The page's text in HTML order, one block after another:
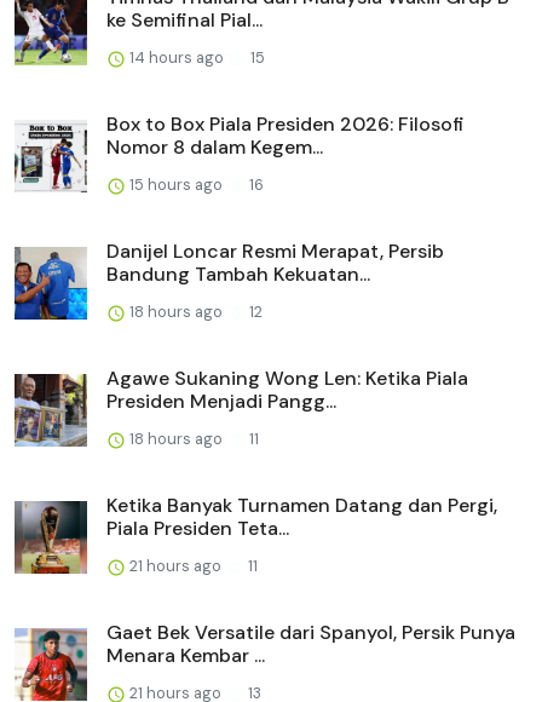
ke Semifinal Pial...
14 hours ago 15
Box to Box Piala Presiden 2026: Filosofi
Nomor 8 dalam Kegem...
15 hours ago 16
Danijel Loncar Resmi Merapat, Persib
Bandung Tambah Kekuatan...
18 hours ago 12
Agawe Sukaning Wong Len: Ketika Piala
Presiden Menjadi Pangg...
18 hours ago 11
Ketika Banyak Turnamen Datang dan Pergi,
Piala Presiden Teta...
21 hours ago 11
Gaet Bek Versatile dari Spanyol, Persik Punya
Menara Kembar ...
21 hours ago 13